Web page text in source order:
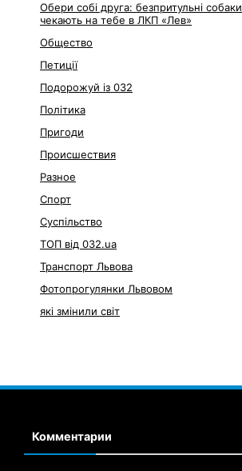
Обери собі друга: безпритульні собаки
чекають на тебе в ЛКП «Лев»
Общество
Петиції
Подорожуй із 032
Політика
Пригоди
Происшествия
Разное
Спорт
Суспільство
ТОП від 032.ua
Транспорт Львова
Фотопрогулянки Львовом
які змінили світ
Комментарии